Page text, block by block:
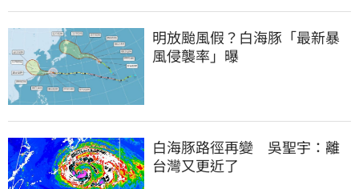
明放颱風假？白海豚「最新暴
風侵襲率」曝
白海豚路徑再變　吳聖宇：離
台灣又更近了